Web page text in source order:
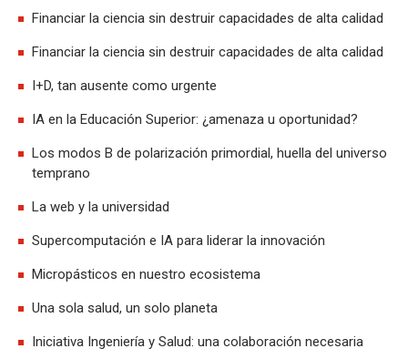
Iniciativa Ingeniería y Salud: una colaboración necesaria
Una sola salud, un solo planeta
Micropásticos en nuestro ecosistema
Supercomputación e IA para liderar la innovación
La web y la universidad
Los modos B de polarización primordial, huella del universo
temprano
IA en la Educación Superior: ¿amenaza u oportunidad?
I+D, tan ausente como urgente
Financiar la ciencia sin destruir capacidades de alta calidad
Financiar la ciencia sin destruir capacidades de alta calidad